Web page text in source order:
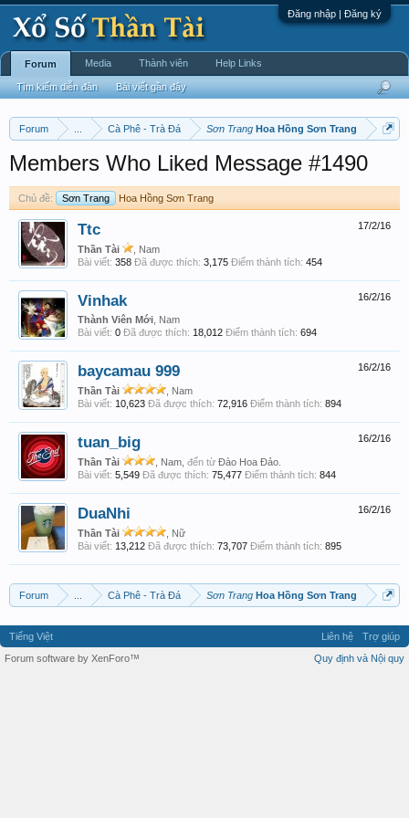
Đăng nhập | Đăng ký
Forum Cà Phê - Trà Đá Sơn Trang Hoa Hồng Sơn Trang
Members Who Liked Message #1490
Chủ đề: Sơn Trang Hoa Hồng Sơn Trang
17/2/16
Ttc
Thần Tài
, Nam
Bài viết: 358 Đã được thích: 3,175 Điểm thành tích: 454
16/2/16
Vinhak
Thành Viên Mới , Nam
Bài viết: 0 Đã được thích: 18,012 Điểm thành tích: 694
16/2/16
baycamau 999
Thần Tài
, Nam
Bài viết: 10,623 Đã được thích: 72,916 Điểm thành tích: 894
16/2/16
tuan_big
Thần Tài , Nam, đến từ Đào Hoa Đảo.
Bài viết: 5,549 Đã được thích: 75,477 Điểm thành tích: 844
16/2/16
DuaNhi
Thần Tài
, Nữ
Bài viết: 13,212 Đã được thích: 73,707 Điểm thành tích: 895
Forum Cà Phê - Trà Đá Sơn Trang Hoa Hồng Sơn Trang
Forum
Tìm kiếm diễn đàn Bài viết gần đây
Media Thành viên Help Links
Tiếng Việt Liên hệ
Trợ giúp
Quy định và Nội quy
Forum software by XenForo™